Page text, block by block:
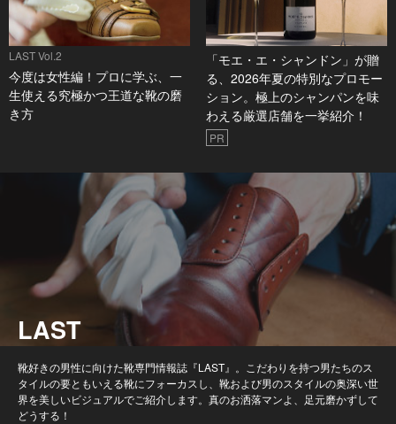
LAST Vol.2
今度は女性編！プロに学ぶ、一
生使える究極かつ王道な靴の磨
き方
「モエ・エ・シャンドン」が贈
る、2026年夏の特別なプロモー
ション。極上のシャンパンを味
わえる厳選店舗を一挙紹介！
PR
LAST
靴好きの男性に向けた靴専門情報誌『LAST』。こだわりを持つ男たちのス
タイルの要ともいえる靴にフォーカスし、靴および男のスタイルの奥深い世
界を美しいビジュアルでご紹介します。真のお洒落マンよ、足元磨かずして
どうする！